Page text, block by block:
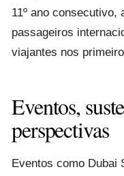
11º ano consecutivo,
passageiros
viajantes nos
Eventos,
perspectivas
Eventos como Dubai